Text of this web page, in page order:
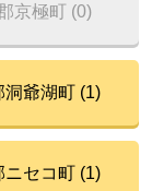
京極町 (0)
洞爺湖町 (1)
ニセコ町 (1)